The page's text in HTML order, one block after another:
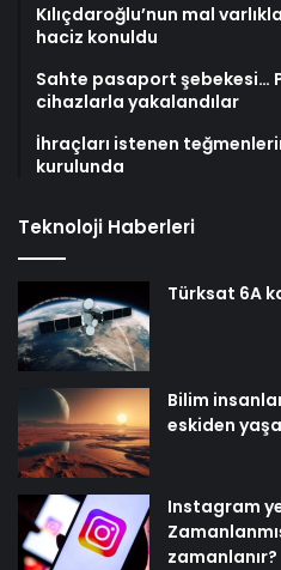
Kılıçdaroğlu’nun mal
haciz konuldu
Sahte pasaport şebekesi…
cihazlarla yakalandılar
İhraçları istenen
kurulunda
Teknoloji Haberleri
Türksat 6A
Bilim
eskiden
Instagram
zamanlanır?